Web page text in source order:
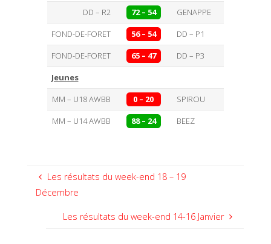
DD – R2
72 – 54
GENAPPE
FOND-DE-FORET
56 – 54
DD – P1
FOND-DE-FORET
65 – 47
DD – P3
Jeunes
MM – U18 AWBB
0 – 20
SPIROU
MM – U14 AWBB
88 – 24 BEEZ
Les résultats du week-end 18 – 19
Décembre
Les résultats du week-end 14-16 Janvier